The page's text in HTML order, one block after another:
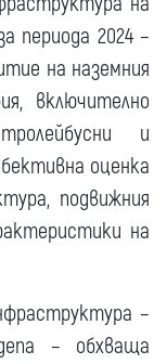
периода 2024 –
на наземния
включително
и
оценка
подвижния
на
–
– обхваща